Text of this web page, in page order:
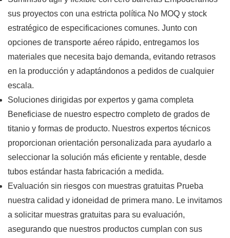
sus proyectos con una estricta política No MOQ y stock
estratégico de especificaciones comunes. Junto con
opciones de transporte aéreo rápido, entregamos los
materiales que necesita bajo demanda, evitando retrasos
en la producción y adaptándonos a pedidos de cualquier
escala.
Soluciones dirigidas por expertos y gama completa
Beneficiase de nuestro espectro completo de grados de
titanio y formas de producto. Nuestros expertos técnicos
proporcionan orientación personalizada para ayudarlo a
seleccionar la solución más eficiente y rentable, desde
tubos estándar hasta fabricación a medida.
Evaluación sin riesgos con muestras gratuitas Prueba
nuestra calidad y idoneidad de primera mano. Le invitamos
a solicitar muestras gratuitas para su evaluación,
asegurando que nuestros productos cumplan con sus